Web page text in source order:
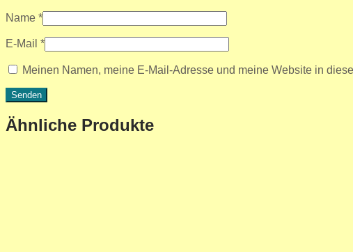
Name *
E-Mail *
Meinen Namen, meine E-Mail-Adresse und meine Website in
Ähnliche Produkte